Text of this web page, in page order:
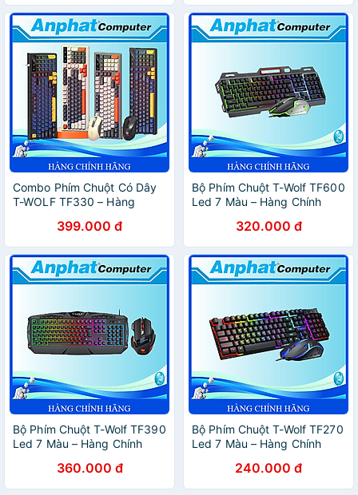
Combo Phím Chuột Có Dây
T-WOLF TF330 – Hàng
399.000 đ
Bộ Phím Chuột T-Wolf TF600
Led 7 Màu – Hàng Chính
320.000 đ
Bộ Phím Chuột T-Wolf TF390
Led 7 Màu – Hàng Chính
360.000 đ
Bộ Phím Chuột T-Wolf TF270
Led 7 Màu – Hàng Chính
240.000 đ